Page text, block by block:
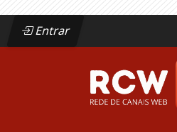
Entrar